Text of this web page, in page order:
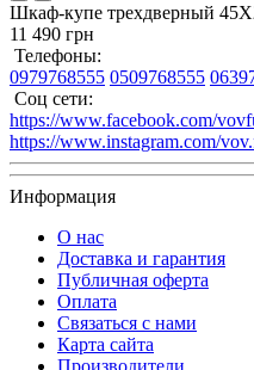
Шкаф-купе трехдверный
11 490 грн
Телефоны:
0979768555 0509768555
Соц сети:
https://www.facebook.com/
https://www.instagram.com/
Информация
О нас
Доставка и гарантия
Публичная оферта
Оплата
Связаться с нами
Карта сайта
Производители